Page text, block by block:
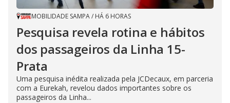
MOBILIDADE SAMPA/ HÁ 6 HORAS
Pesquisa revela rotina e hábitos
dos passageiros da Linha 15-
Prata
Uma pesquisa inédita realizada pela JCDecaux, em parceria
com a Eurekah, revelou dados importantes sobre os
passageiros da Linha...